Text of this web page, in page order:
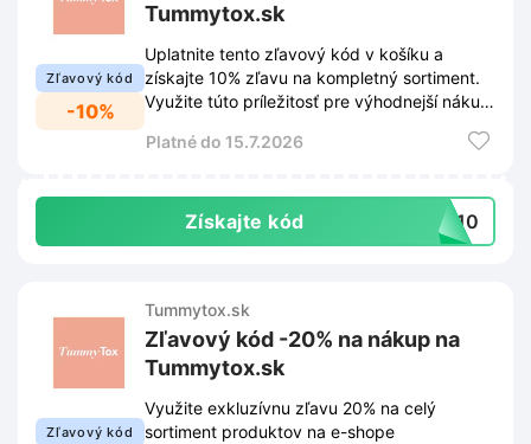
Zľavový kód
-10%
Tummytox.sk
Uplatnite tento zľavový kód v košíku a
získajte 10% zľavu na kompletný sortiment.
Využite túto príležitosť pre výhodnejší nákup
Platné do 15.7.2026
Získajte kód Y-10
Zľavový kód
Tummytox.sk
Zľavový kód -20% na nákup na
Tummytox.sk
Využite exkluzívnu zľavu 20% na celý
sortiment produktov na e-shope